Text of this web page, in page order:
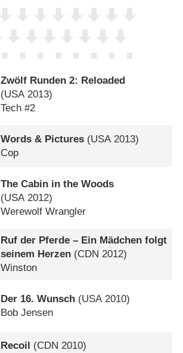
Zwölf Runden 2: Reloaded
(USA2013)
Tech #2
Words & Pictures (USA2013)
Cop
The Cabin in the Woods
(USA2012)
Werewolf Wrangler
Ruf der Pferde – Ein Mädchen folgt
seinem Herzen (CDN 2012)
Winston
Der 16. Wunsch (USA2010)
Bob Jensen
Recoil (CDN 2010)